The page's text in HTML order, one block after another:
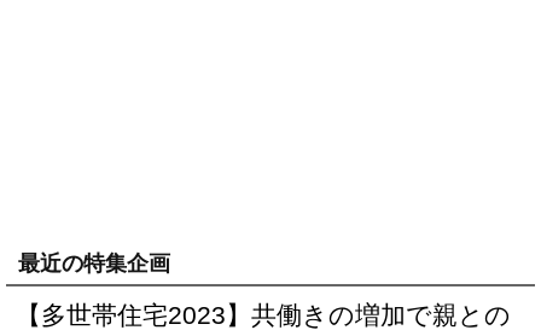
最近の特集企画
【多世帯住宅2023】共働きの増加で親との